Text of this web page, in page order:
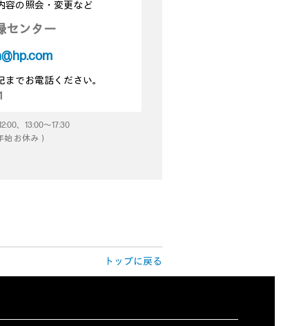
容の照会・変更など
センター
でお電話ください。
、13:00～17:30
お休み）
トップに戻る